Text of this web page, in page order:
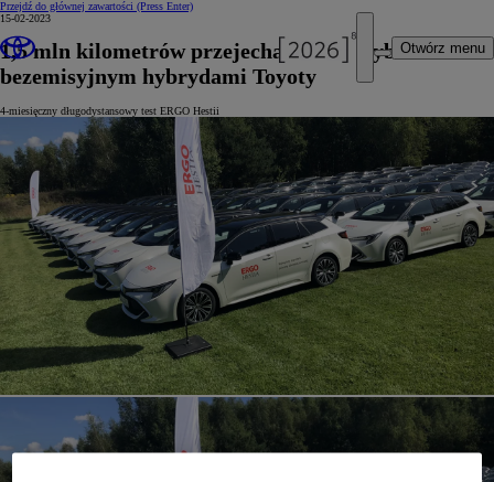
Przejdź do głównej zawartości (Press Enter)
Otwórz menu
15-02-2023
1,5 mln kilometrów przejechanych w trybie
bezemisyjnym hybrydami Toyoty
4-miesięczny długodystansowy test ERGO Hestii